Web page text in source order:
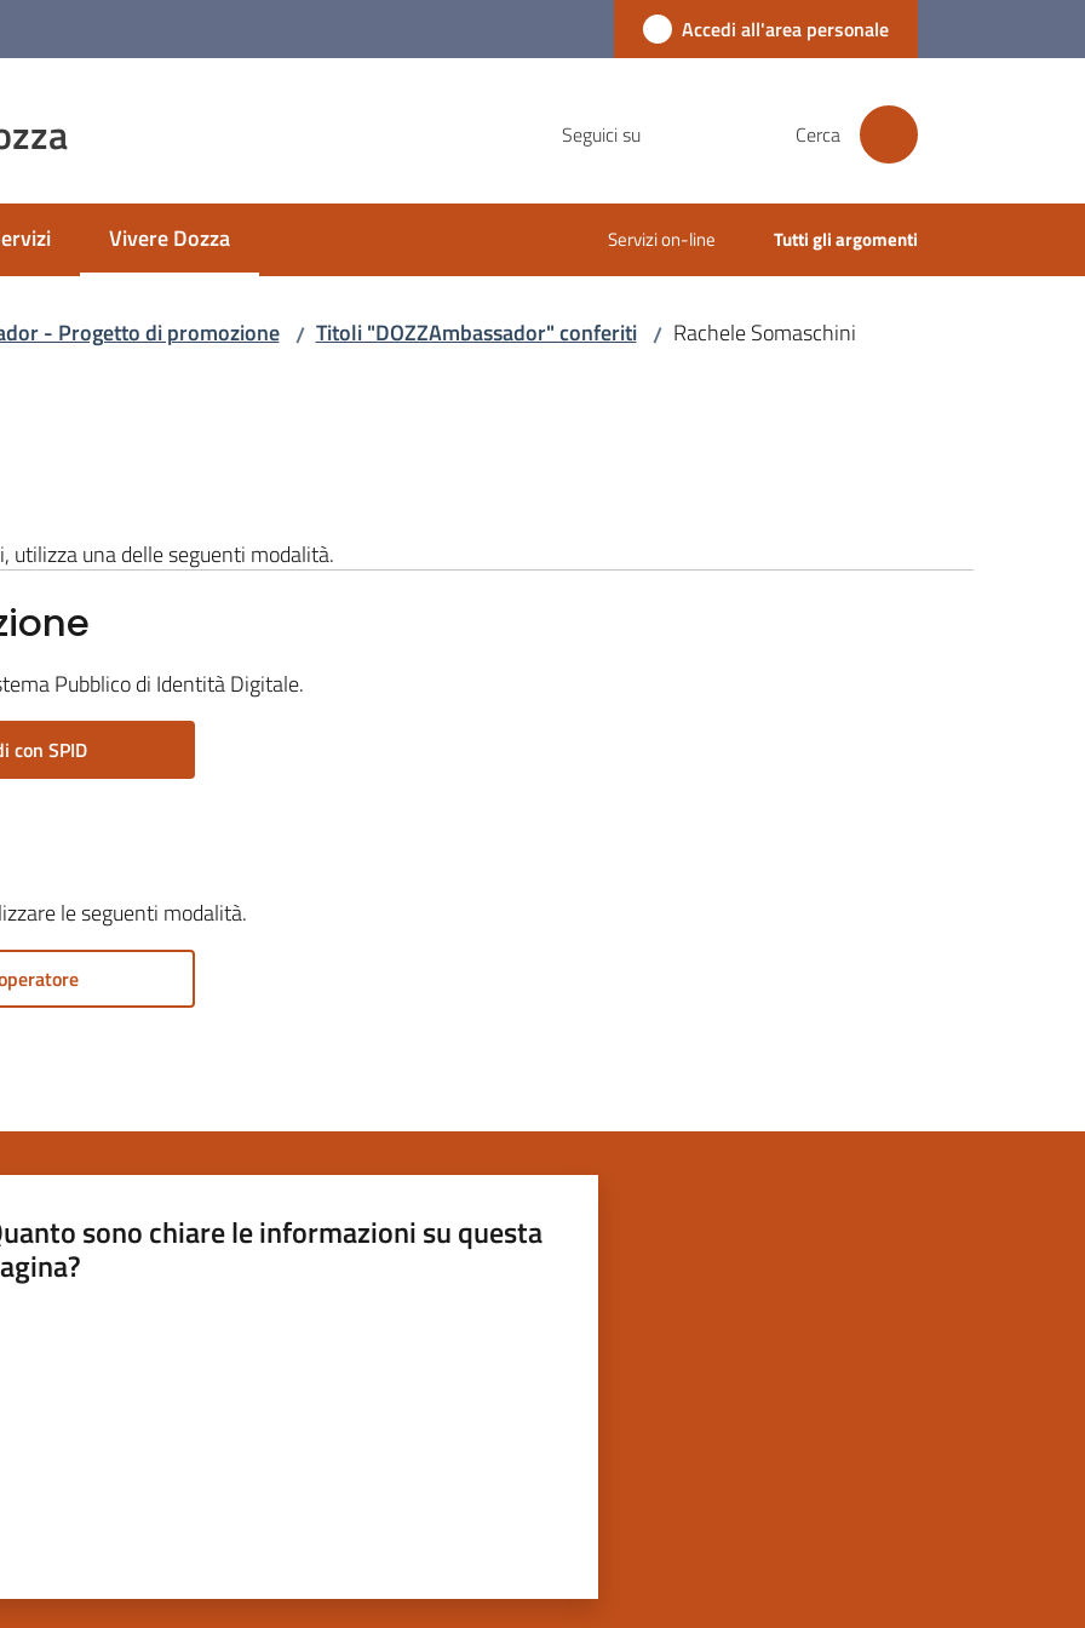
Accedi all'area personale
Seguici su Cerca
Vivere Dozza
Menu selezionato Servizi on-line Tutti gli argomenti
- Progetto di promozione / Titoli "DOZZAmbassador" conferiti / Rachele Somaschini
utilizza una delle seguenti modalità.
Pubblico di Identità Digitale.
con SPID
le seguenti modalità.
sono chiare le informazioni su questa